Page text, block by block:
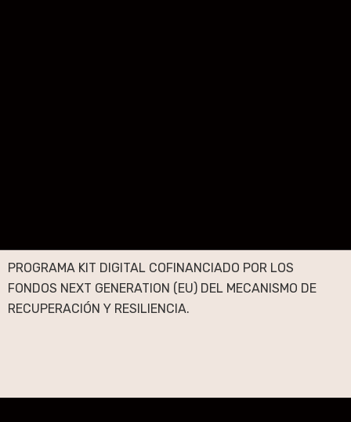
PROGRAMA KIT DIGITAL COFINANCIADO POR LOS
FONDOS NEXT GENERATION (EU) DEL MECANISMO DE
RECUPERACIÓN Y RESILIENCIA.